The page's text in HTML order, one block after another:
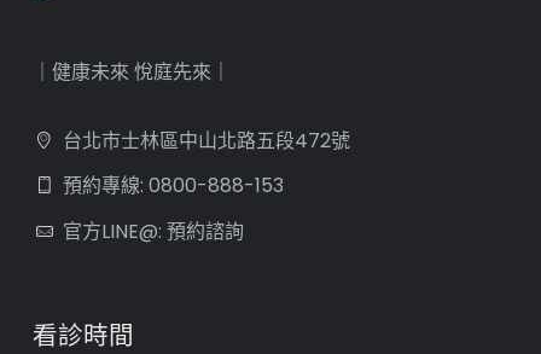
｜健康未來 悅庭先來｜
台北市士林區中山北路五段472號
預約專線: 0800-888-153
官方LINE@: 預約諮詢
看診時間